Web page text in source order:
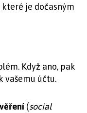
které je dočasným
Když ano, pak
vašemu účtu.
(social